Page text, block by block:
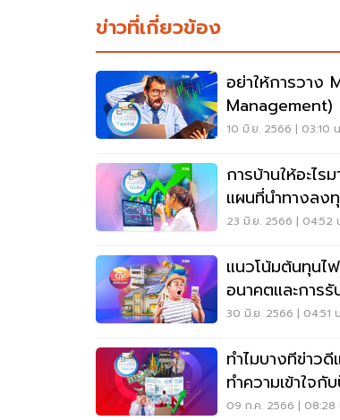
ข่าวที่เกี่ยวข้อง
อย่าให้การวาง
Management)
หลอกเราได้
10 มิ.ย. 2566 | 03:10
การบ้านให้อะไร
แผนที่นำทางลง
23 มิ.ย. 2566 | 04:52
แนวโน้มต้นทุนไ
อนาคตและการ
30 มิ.ย. 2566 | 04:51
ทำไมบางทีข่าวดี
ทำความเข้าใจ
ขึ้น
09 ก.ค. 2566 | 08:28